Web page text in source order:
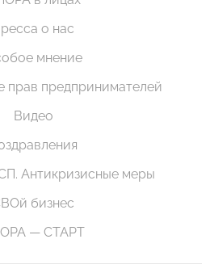
о нас
мнение
прав предпринимателей
Видео
Антикризисные меры
бизнес
— СТАРТ